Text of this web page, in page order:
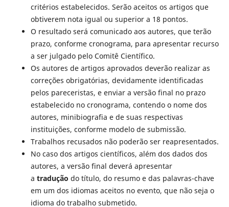
critérios estabelecidos. Serão aceitos os artigos que
obtiverem nota igual ou superior a 18 pontos.
O resultado será comunicado aos autores, que terão
prazo, conforme cronograma, para apresentar recurso
a ser julgado pelo Comitê Científico.
Os autores de artigos aprovados deverão realizar as
correções obrigatórias, devidamente identificadas
pelos pareceristas, e enviar a versão final no prazo
estabelecido no cronograma, contendo o nome dos
autores, minibiografia e de suas respectivas
instituições, conforme modelo de submissão.
Trabalhos recusados não poderão ser reapresentados.
No caso dos artigos científicos, além dos dados dos
autores, a versão final deverá apresentar
a tradução do título, do resumo e das palavras-chave
em um dos idiomas aceitos no evento, que não seja o
idioma do trabalho submetido.